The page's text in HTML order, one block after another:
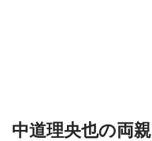
中道理央也の両